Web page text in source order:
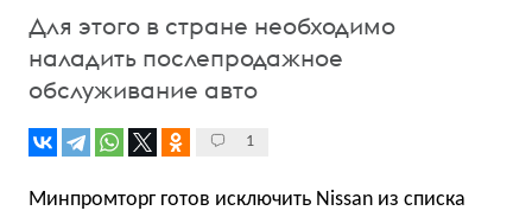
Для этого в стране необходимо
наладить послепродажное
обслуживание авто
1
Минпромторг готов исключить Nissan из списка